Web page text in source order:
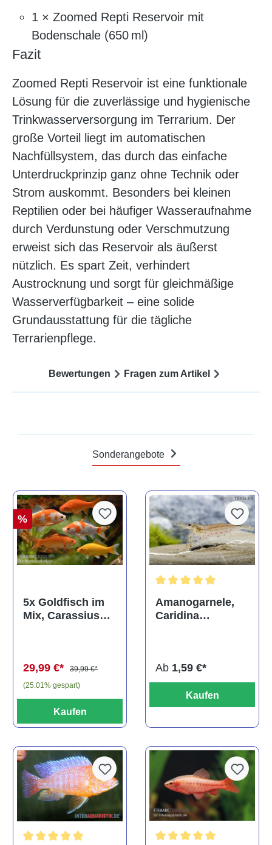
1 × Zoomed Repti Reservoir mit
Bodenschale (650 ml)
Fazit
Zoomed Repti Reservoir ist eine funktionale
Lösung für die zuverlässige und hygienische
Trinkwasserversorgung im Terrarium. Der
große Vorteil liegt im automatischen
Nachfüllsystem, das durch das einfache
Unterdruckprinzip ganz ohne Technik oder
Strom auskommt. Besonders bei kleinen
Reptilien oder bei häufiger Wasseraufnahme
durch Verdunstung oder Verschmutzung
erweist sich das Reservoir als äußerst
nützlich. Es spart Zeit, verhindert
Austrocknung und sorgt für gleichmäßige
Wasserverfügbarkeit – eine solide
Grundausstattung für die tägliche
Terrarienpflege.
Bewertungen Fragen zum Artikel
Sonderangebote
%
5x Goldfisch im
Mix, Carassius
29,99 €*
39,99 €*
(25.01% gespart)
Kaufen
Amanogarnele,
Caridina
Ab 1,59 €*
Kaufen